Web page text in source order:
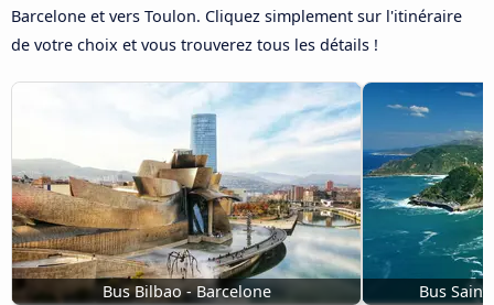
Barcelone et vers Toulon. Cliquez simplement sur l'itinéraire
de votre choix et vous trouverez tous les détails !
Bus Bilbao - Barcelone Bus